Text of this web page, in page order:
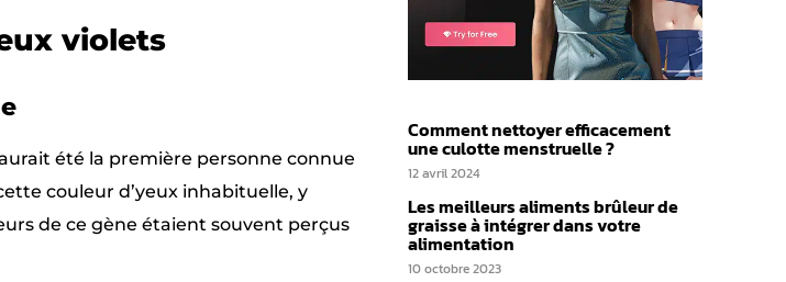
violets
été la première personne connue
couleur d’yeux inhabituelle, y
de ce gène étaient souvent perçus
Comment nettoyer efficacement
une culotte menstruelle ?
12 avril 2024
Les meilleurs aliments brûleur de
graisse à intégrer dans votre
alimentation
10 octobre 2023